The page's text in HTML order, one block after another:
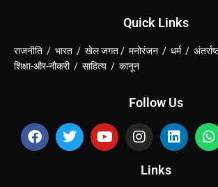
Quick Links
राजनीति / भारत / खेल जगत / मनोरंजन / धर्म /
शिक्षा-और-नौकरी / साहित्य / कानून
Follow Us
Links